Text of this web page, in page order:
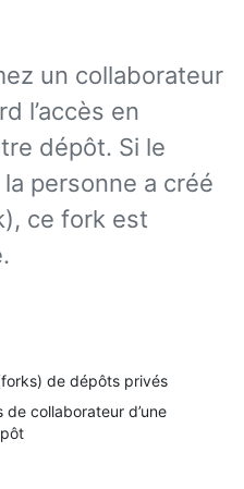
un collaborateur
l’accès en
dépôt. Si le
personne a créé
ce fork est
de dépôts privés
collaborateur d’une